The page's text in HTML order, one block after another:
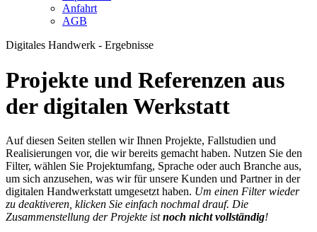
Anfahrt
AGB
Digitales Handwerk - Ergebnisse
Projekte und Referenzen aus
der digitalen Werkstatt
Auf diesen Seiten stellen wir Ihnen Projekte, Fallstudien und
Realisierungen vor, die wir bereits gemacht haben. Nutzen Sie den
Filter, wählen Sie Projektumfang, Sprache oder auch Branche aus,
um sich anzusehen, was wir für unsere Kunden und Partner in der
digitalen Handwerkstatt umgesetzt haben. Um einen Filter wieder
zu deaktiveren, klicken Sie einfach nochmal drauf. Die
Zusammenstellung der Projekte istnoch nicht vollständig!